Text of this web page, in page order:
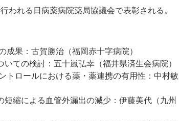
れる日病薬病院薬局協議会で表彰される。
果：古賀勝治（福岡赤十字病院）
ての検討：五十嵐弘幸（福井県済生会病院）
ロールにおける薬・薬連携の有用性：中村敏
縮による血管外漏出の減少：伊藤美代（九州